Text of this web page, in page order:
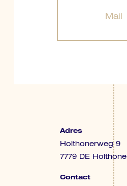
Mail
Adres
Holthonerweg 9
7779 DE Holthone
Contact